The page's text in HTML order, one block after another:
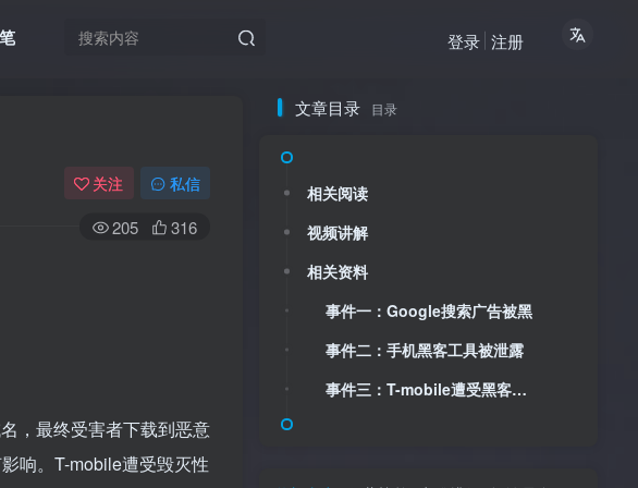
登录 注册
关注 私信
205 316
，最终受害者下载到恶意
响。T-mobile遭受毁灭性
文章目录 目录
相关阅读
视频讲解
相关资料
事件一：Google搜索广告被黑
事件二：手机黑客工具被泄露
事件三：T-mobile遭受黑客重创